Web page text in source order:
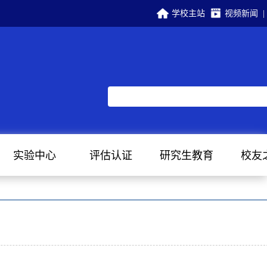
学校主站 视频新闻
实验中心 评估认证 研究生教育 校友